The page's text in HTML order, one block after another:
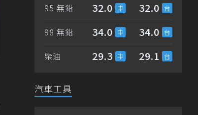
95 無鉛 32.0 32.0
98 無鉛 34.0 34.0
柴油 29.3 29.1
汽車工具